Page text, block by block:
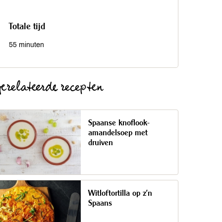
Totale tijd
55 minuten
recepten
Spaanse knoflook-
amandelsoep met
druiven
Witloftortilla op z'n
Spaans